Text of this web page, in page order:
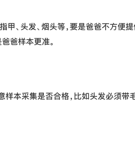
、头发、烟头等，要是爸爸不方便提
爸样本更准。
本采集是否合格，比如头发必须带